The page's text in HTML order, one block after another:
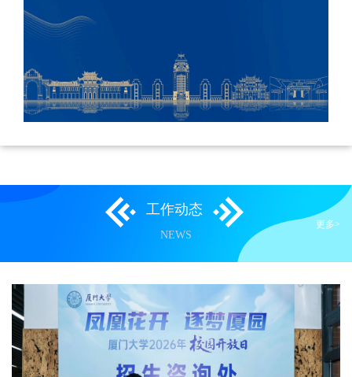
工作动态
NEWS
更多>